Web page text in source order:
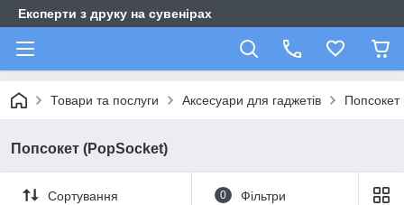
Експерти з друку на сувенірах
Товари та послуги Аксесуари для гаджетів
Попсокет (PopSocket)
Сортування 0 Фільтри